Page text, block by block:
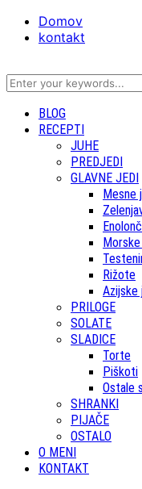
Domov
kontakt
BLOG
RECEPTI
JUHE
PREDJEDI
GLAVNE JEDI
Mesne
Rižote
Azijske
PRILOGE
SOLATE
SLADICE
Torte
Piškoti
Ostale
SHRANKI
PIJAČE
OSTALO
O MENI
KONTAKT